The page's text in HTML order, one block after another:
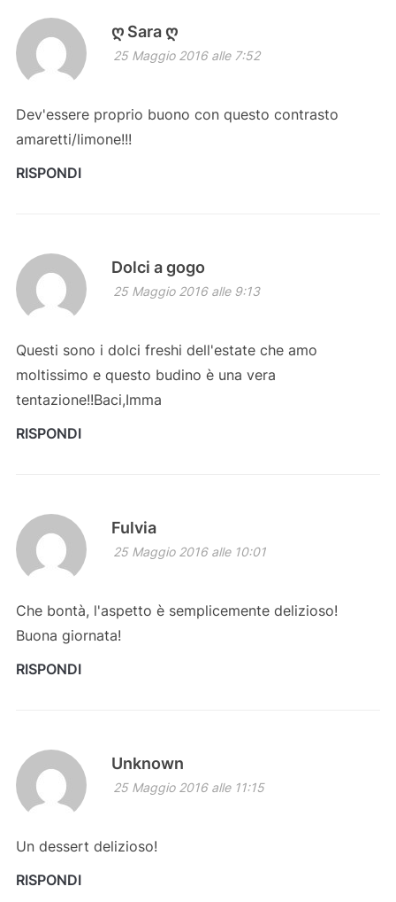
ღ Sara ღ
25 Maggio 2016 alle 7:52
Dev'essere proprio buono con questo contrasto
amaretti/limone!!!
RISPONDI
Dolci a gogo
25 Maggio 2016 alle 9:13
Questi sono i dolci freshi dell'estate che amo
moltissimo e questo budino è una vera
tentazione!!Baci,Imma
RISPONDI
Fulvia
25 Maggio 2016 alle 10:01
Che bontà, l'aspetto è semplicemente delizioso!
Buona giornata!
RISPONDI
Unknown
25 Maggio 2016 alle 11:15
Un dessert delizioso!
RISPONDI